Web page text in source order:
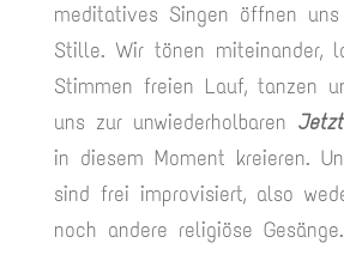
meditatives Singen öffnen
Stille. Wir tönen miteinander,
Stimmen freien Lauf, tanzen
uns zur unwiederholbaren
in diesem Moment kreieren.
sind frei improvisiert, also
noch andere religiöse